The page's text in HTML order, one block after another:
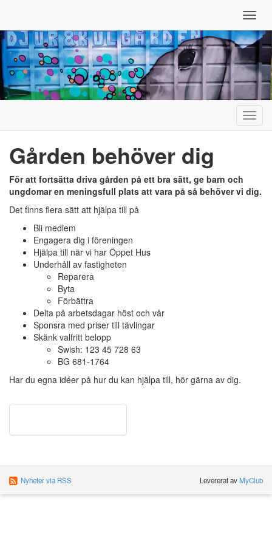
Gården behöver dig
För att fortsätta driva gården på ett bra sätt, ge barn och
ungdomar en meningsfull plats att vara på så behöver vi dig.
Det finns flera sätt att hjälpa till på
Bli medlem
Engagera dig i föreningen
Hjälpa till när vi har Öppet Hus
Underhåll av fastigheten
Reparera
Byta
Förbättra
Delta på arbetsdagar höst och vår
Sponsra med priser till tävlingar
Skänk valfritt belopp
Swish: 123 45 728 63
BG 681-1764
Har du egna idéer på hur du kan hjälpa till, hör gärna av dig.
Nyheter via RSS Levererat avMyClub